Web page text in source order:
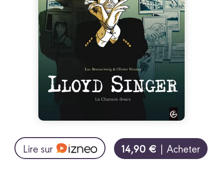
Lire sur 14,90 € | Acheter